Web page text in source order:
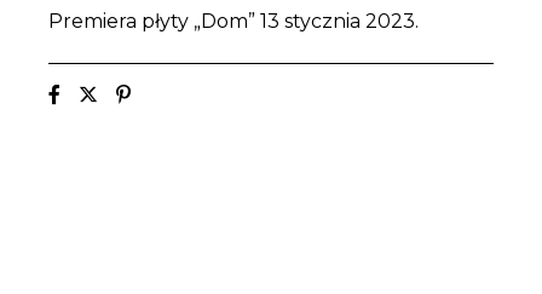
Premiera płyty „Dom” 13 stycznia 2023.